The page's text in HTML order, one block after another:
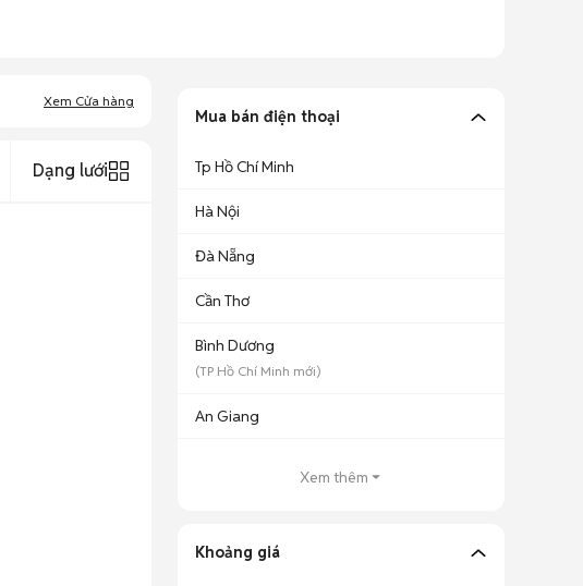
Xem Cửa hàng
Dạng lưới
Mua bán điện thoại
Tp Hồ Chí Minh
Hà Nội
Đà Nẵng
Cần Thơ
Bình Dương
(TP Hồ Chí Minh mới)
An Giang
Xem thêm
Khoảng giá